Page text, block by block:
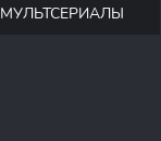
МУЛЬТСЕРИАЛЫ